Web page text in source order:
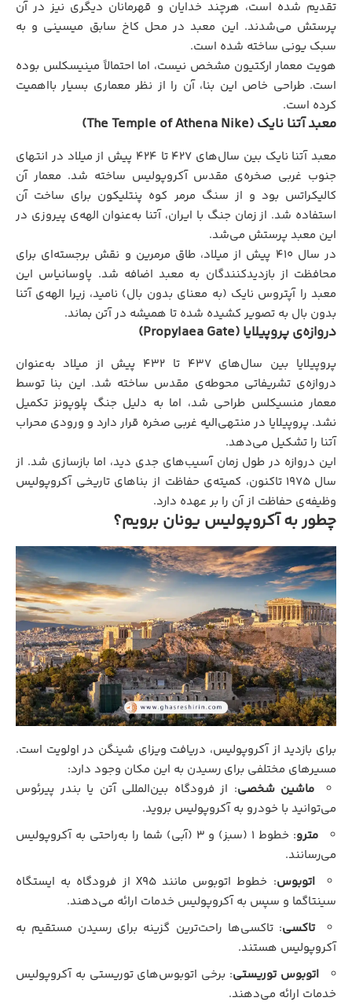
تقدیم شده است، هرچند خدایان و قهرمانان دیگری نیز در آن
پرستش می‌شدند. این معبد در محل کاخ سابق میسینی و به
سبک یونی ساخته شده است.
هویت معمار ارکتیون مشخص نیست، اما احتمالاً مینیسکلس بوده
است. طراحی خاص این بنا، آن را از نظر معماری بسیار بااهمیت
کرده است.
معبد آتنا نایک (The Temple of Athena Nike)
معبد آتنا نایک بین سال‌های ۴۲۷ تا ۴۲۴ پیش از میلاد در انتهای
جنوب غربی صخره‌ی مقدس آکروپولیس ساخته شد. معمار آن
کالیکراتس بود و از سنگ مرمر کوه پنتلیکون برای ساخت آن
استفاده شد. از زمان جنگ با ایران، آتنا به‌عنوان الهه‌ی پیروزی در
این معبد پرستش می‌شد.
در سال ۴۱۰ پیش از میلاد، طاق مرمرین و نقش برجسته‌ای برای
محافظت از بازدیدکنندگان به معبد اضافه شد. پاوسانیاس این
معبد را آپتروس نایک (به معنای بدون بال) نامید، زیرا الهه‌ی آتنا
بدون بال به تصویر کشیده شده تا همیشه در آتن بماند.
دروازه‌ی پروپیلایا (Propylaea Gate)
پروپیلایا بین سال‌های ۴۳۷ تا ۴۳۲ پیش از میلاد به‌عنوان
دروازه‌ی تشریفاتی محوطه‌ی مقدس ساخته شد. این بنا توسط
معمار منسیکلس طراحی شد، اما به دلیل جنگ پلوپونز تکمیل
نشد. پروپیلایا در منتهی‌الیه غربی صخره قرار دارد و ورودی محراب
آتنا را تشکیل می‌دهد.
این دروازه در طول زمان آسیب‌های جدی دید، اما بازسازی شد. از
سال ۱۹۷۵ تاکنون، کمیته‌ی حفاظت از بناهای تاریخی آکروپولیس
وظیفه‌ی حفاظت از آن را بر عهده دارد.
چطور به آکروپولیس یونان برویم؟
برای بازدید از آکروپولیس، دریافت ویزای شینگن در اولویت است.
مسیرهای مختلفی برای رسیدن به این مکان وجود دارد:
ماشین شخصی: از فرودگاه بین‌المللی آتن یا بندر پیرئوس
می‌توانید با خودرو به آکروپولیس بروید.
مترو
: خطوط ۱ (سبز) و ۳ (آبی) شما را به‌راحتی به آکروپولیس
می‌رسانند.
اتوبوس
: خطوط اتوبوس مانند X95 از فرودگاه به ایستگاه
سینتاگما و سپس به آکروپولیس خدمات ارائه می‌دهند.
تاکسی: تاکسی‌ها راحت‌ترین گزینه برای رسیدن مستقیم به
آکروپولیس هستند.
اتوبوس توریستی: برخی اتوبوس‌های توریستی به آکروپولیس
خدمات ارائه می‌دهند.